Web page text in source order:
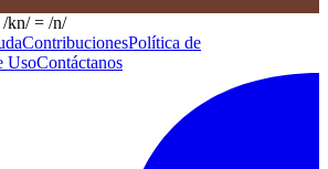
kn/ = /n/
ContribucionesPolítica de
UsoContáctanos